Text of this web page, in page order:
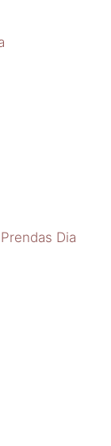
Prendas Dia